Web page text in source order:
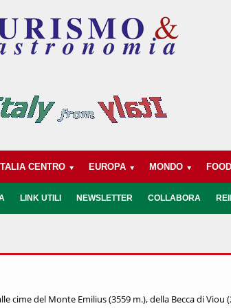
ITALIA CENTRO EUROPA MONDO FOOD
LINK UTILI NEWSLETTER COLLABORA
cime del Monte Emilius (3559 m.), della Becca di Viou